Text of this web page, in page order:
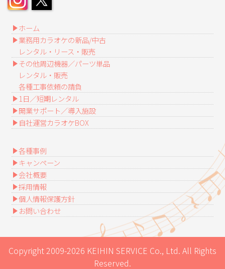
ホーム
業務用カラオケの新品/中古
レンタル・リース・販売
その他周辺機器／パーツ単品
レンタル・販売
各種工事依頼の請負
1日／短期レンタル
開業サポート／導入施設
自社運営カラオケBOX
各種事例
キャンペーン
会社概要
採用情報
個人情報保護方針
お問い合わせ
Copyright 2009-2026 KEIHIN SERVICE Co., Ltd. All Rights
Reserved.